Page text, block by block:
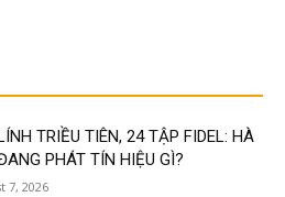
TRIỀU TIÊN, 24 TẬP FIDEL: HÀ
PHÁT TÍN HIỆU GÌ?
7, 2026